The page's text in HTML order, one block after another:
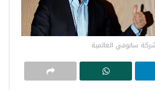
سانوفي العالمية